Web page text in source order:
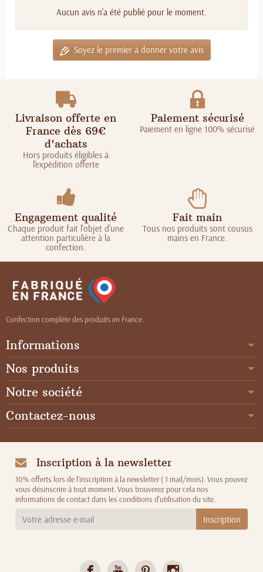
Aucun avis n'a été publié pour le moment.
Soyez le premier à donner votre avis
Livraison offerte en
France dès 69€
d'achats
Hors produits éligibles à
l'expédition offerte
Paiement sécurisé
Paiement en ligne 100% sécurisé
Engagement qualité
Chaque produit fait l'objet d'une
attention particulière à la
confection.
Fait main
Tous nos produits sont cousus
mains en France.
Confection complète des produits en France.
Informations
Nos produits
Notre société
Contactez-nous
Inscription à la newsletter
10% offerts lors de l'inscription à la newsletter ( 1 mail/mois). Vous pouvez
vous désinscrire à tout moment. Vous trouverez pour cela nos
informations de contact dans les conditions d'utilisation du site.